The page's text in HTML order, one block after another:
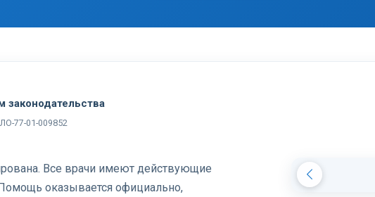
77-01-009852
Все врачи имеют действующие
оказывается официально,